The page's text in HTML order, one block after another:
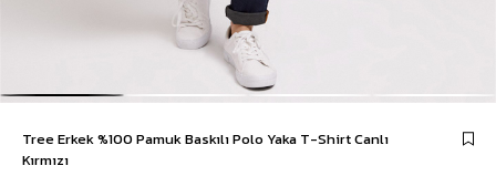
Tree Erkek %100 Pamuk Baskılı Polo Yaka T-Shirt Canlı
Kırmızı